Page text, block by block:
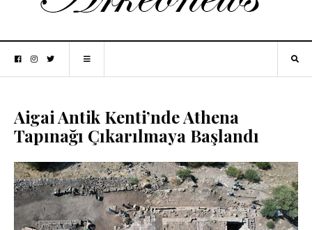
Aigai Antik Kenti’nde Athena
Tapınağı Çıkarılmaya Başlandı